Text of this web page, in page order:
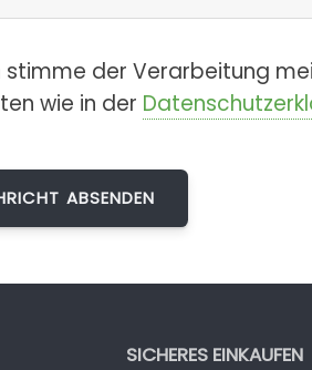
stimme der Verarbeitung
wie in der
SICHERES EINKAUFEN